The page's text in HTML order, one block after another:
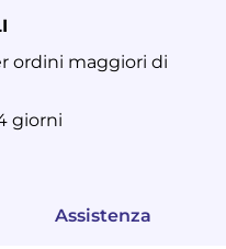
ordini maggiori di
giorni
Assistenza